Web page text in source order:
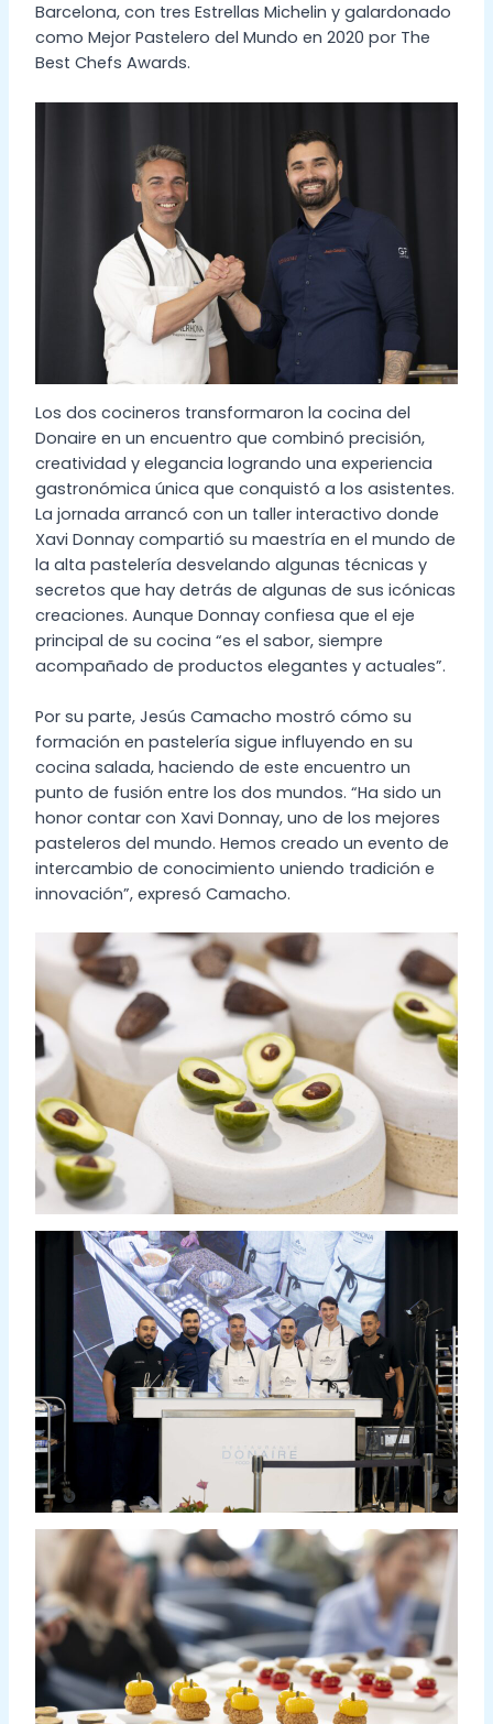
Barcelona, con tres Estrellas Michelin y galardonado
como Mejor Pastelero del Mundo en 2020 por The
Best Chefs Awards.
Los dos cocineros transformaron la cocina del
Donaire en un encuentro que combinó precisión,
creatividad y elegancia logrando una experiencia
gastronómica única que conquistó a los asistentes.
La jornada arrancó con un taller interactivo donde
Xavi Donnay compartió su maestría en el mundo de
la alta pastelería desvelando algunas técnicas y
secretos que hay detrás de algunas de sus icónicas
creaciones. Aunque Donnay confiesa que el eje
principal de su cocina “es el sabor, siempre
acompañado de productos elegantes y actuales”.
Por su parte, Jesús Camacho mostró cómo su
formación en pastelería sigue influyendo en su
cocina salada, haciendo de este encuentro un
punto de fusión entre los dos mundos. “Ha sido un
honor contar con Xavi Donnay, uno de los mejores
pasteleros del mundo. Hemos creado un evento de
intercambio de conocimiento uniendo tradición e
innovación”, expresó Camacho.